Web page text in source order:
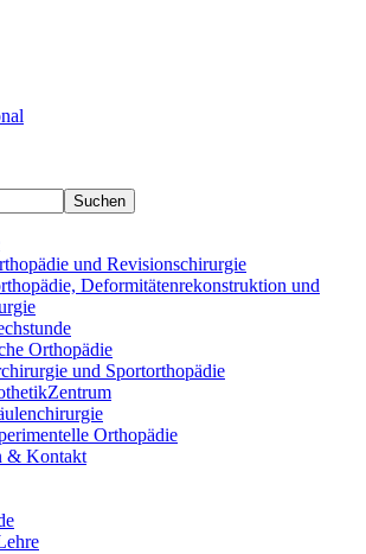
Suchen
und Revisionschirurgie
Deformitätenrekonstruktion und
Orthopädie
und Sportorthopädie
Orthopädie
& Kontakt